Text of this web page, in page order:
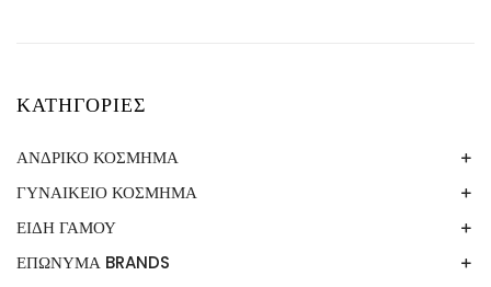
ΚΑΤΗΓΟΡΙΕΣ
ΑΝΔΡΙΚΟ ΚΟΣΜΗΜΑ
ΒΡΑΧΙΟΛΙ
ΚΟΛΙΕ
ΓΥΝΑΙΚΕΙΟ ΚΟΣΜΗΜΑ
ΑΣΗΜΙ 925
ΒΡΑΧΙΟΛΙΑ
ΕΙΔΗ ΓΑΜΟΥ
ΕΙΚΟΝΕΣ
ΕΠΩΝΥΜΑ BRANDS